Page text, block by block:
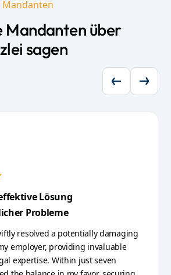
Mandanten über
sagen
von meinem amerikanischen
Es wurde ein aus der Luft
gefunden, um mich innerhalb